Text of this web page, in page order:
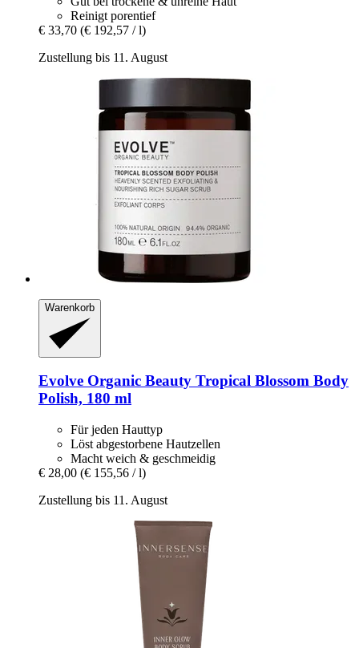
Reinigt porentief
€ 33,70 (€ 192,57 / l)
Zustellung bis 11. August
Warenkorb
Evolve Organic Beauty Tropical Blossom Body
Polish, 180 ml
Für jeden Hauttyp
Löst abgestorbene Hautzellen
Macht weich & geschmeidig
€ 28,00 (€ 155,56 / l)
Zustellung bis 11. August